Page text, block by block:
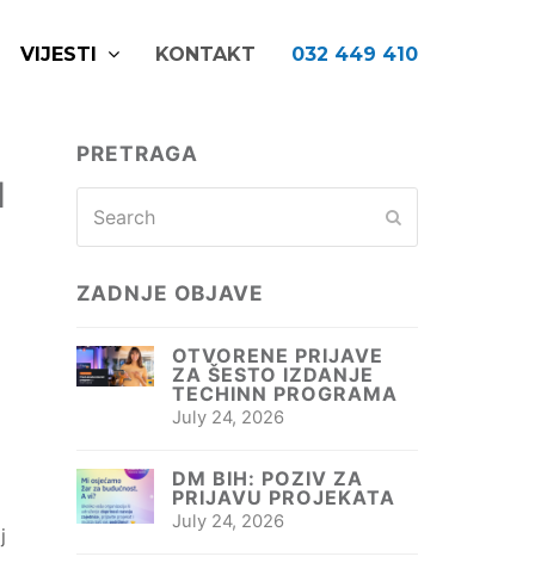
VIJESTI KONTAKT 032 449 410
PRETRAGA
ZADNJE OBJAVE
OTVORENE PRIJAVE
ZA ŠESTO IZDANJE
TECHINN PROGRAMA
July 24, 2026
DM BIH: POZIV ZA
PRIJAVU PROJEKATA
July 24, 2026